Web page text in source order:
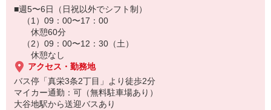
■週5〜6日（日祝以外でシフト制）
（1）09：00〜17：00
休憩60分
（2）09：00〜12：30（土）
休憩なし
アクセス・勤務地
バス停「真栄3条2丁目」より徒歩2分
マイカー通勤：可（無料駐車場あり）
大谷地駅から送迎バスあり